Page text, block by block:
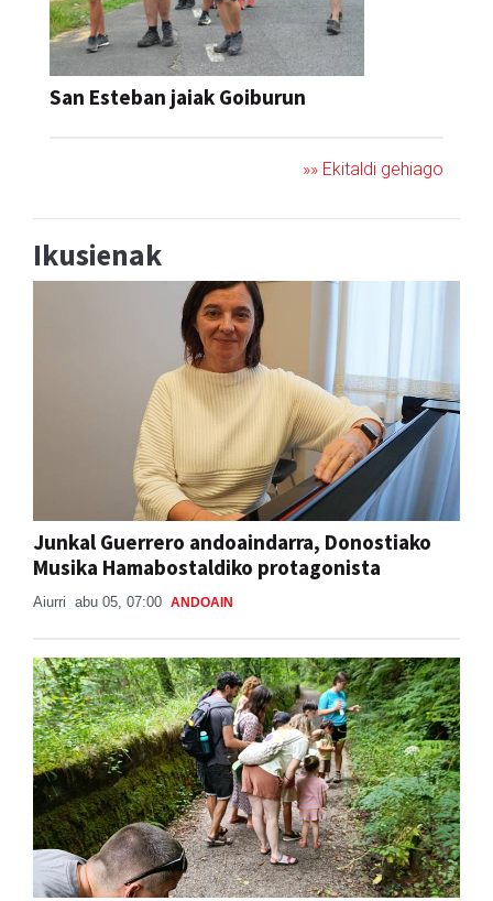
San Esteban jaiak Goiburun
»» Ekitaldi gehiago
Ikusienak
Junkal Guerrero andoaindarra, Donostiako
Musika Hamabostaldiko protagonista
Aiurri abu 05, 07:00 ANDOAIN